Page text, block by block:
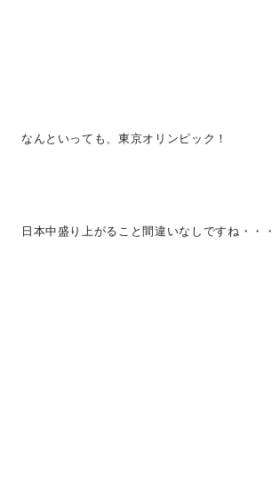
なんといっても、東京オリンピック！
日本中盛り上がること間違いなしですね・・・